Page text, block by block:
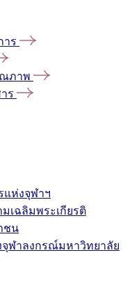
าร
ณภาพ
ร
แห่งจุฬาฯ
เฉลิมพระเกียรติ
ชน
ฬาลงกรณ์มหาวิทยาลัย